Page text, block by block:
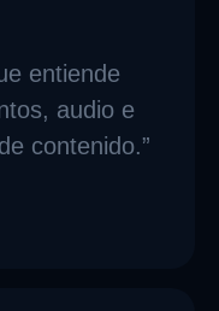
entiende
audio e
contenido.”